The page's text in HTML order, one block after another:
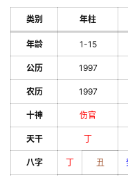
类别 年柱
年龄 1-15
公历 1997
农历 1997
十神 伤官
天干 丁
八字 丁 丑